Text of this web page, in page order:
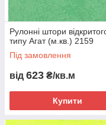
Рулонні штори
типу Агат (м.кв.) 2159
Під замовлення
від 623 ₴/кв.м
Купити